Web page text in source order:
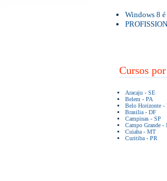
Windows 8
Cursos
Aracaju - SE
Belem - PA
Belo Horizonte -
Brasilia - DF
Campinas - SP
Campo Grande -
Cuiaba - MT
Curitiba - PR